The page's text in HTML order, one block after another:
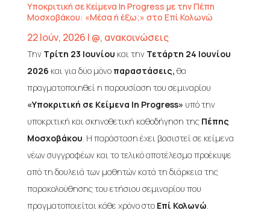
Υποκριτική σε Κείμενα In Progress με την Πέπη
Μοσχοβάκου: «Μέσα ή έξω;» στο Επί Κολωνώ
22 Ιούν, 2026 | @, ανακοινώσεις
Την Τρίτη 23 Ιουνίου και τηνΤετάρτη 24 Ιουνίου
2026 και για δύο μόνο παραστάσεις, θα
πραγματοποιηθεί η παρουσίαση του σεμιναρίου
«Υποκριτική σε Κείμενα In Progress» υπό την
υποκριτική και σκηνοθετική καθοδήγηση της Πέπης
Μοσχοβάκου. Η παράσταση έχει βασιστεί σε κείμενα
νέων συγγραφέων και το τελικό αποτέλεσμα προέκυψε
από τη δουλειά των μαθητών κατά τη διάρκεια της
παρακολούθησης του ετήσιου σεμιναρίου που
πραγματοποιείται κάθε χρόνο στο Επί Κολωνώ.